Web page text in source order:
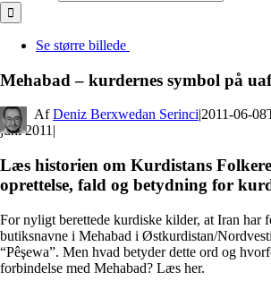
Se større billede
Mehabad – kurdernes symbol på
By Deniz Berxwedan Serinci|2011-06-
juni 2011|
Læs historien om Kurdistans
oprettelse, fald og betydning for
For nyligt berettede kurdiske kilder, at Iran har
butiksnavne i Mehabad i Østkurdistan/
“Pêşewa”. Men hvad betyder dette ord og
forbindelse med Mehabad? Læs her.